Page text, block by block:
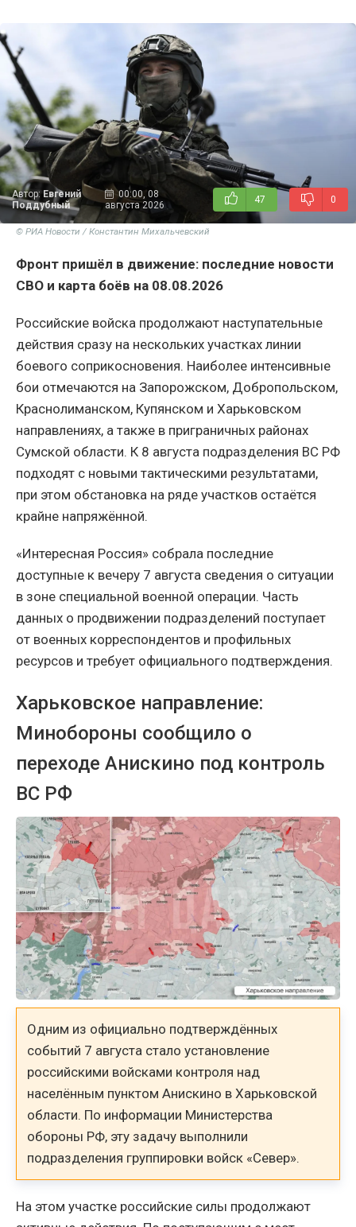
Автор: Евгений
Поддубный
00:00, 08
августа 2026
47 0
© РИА Новости / Константин Михальчевский
Фронт пришёл в движение: последние новости
СВО и карта боёв на 08.08.2026
Российские войска продолжают наступательные
действия сразу на нескольких участках линии
боевого соприкосновения. Наиболее интенсивные
бои отмечаются на Запорожском, Добропольском,
Краснолиманском, Купянском и Харьковском
направлениях, а также в приграничных районах
Сумской области. К 8 августа подразделения ВС РФ
подходят с новыми тактическими результатами,
при этом обстановка на ряде участков остаётся
крайне напряжённой.
«Интересная Россия» собрала последние
доступные к вечеру 7 августа сведения о ситуации
в зоне специальной военной операции. Часть
данных о продвижении подразделений поступает
от военных корреспондентов и профильных
ресурсов и требует официального подтверждения.
Харьковское направление:
Минобороны сообщило о
переходе Анискино под контроль
ВС РФ
Одним из официально подтверждённых
событий 7 августа стало установление
российскими войсками контроля над
населённым пунктом Анискино в Харьковской
области. По информации Министерства
обороны РФ, эту задачу выполнили
подразделения группировки войск «Север».
На этом участке российские силы продолжают